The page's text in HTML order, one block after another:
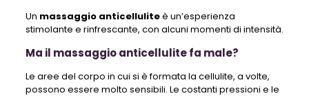
Un massaggio anticelluliteè un’esperienza
stimolante e rinfrescante, con alcuni momenti di intensità.
Ma il massaggio anticellulite fa male?
Le aree del corpo in cui si è formata la cellulite, a volte,
possono essere molto sensibili. Le costanti pressioni e le